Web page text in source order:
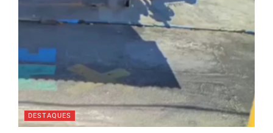
DESTAQUES